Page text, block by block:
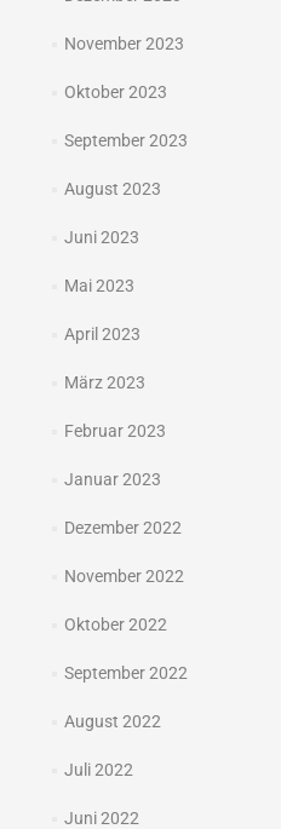
November 2023
Oktober 2023
September 2023
August 2023
Juni 2023
Mai 2023
April 2023
März 2023
Februar 2023
Januar 2023
Dezember 2022
November 2022
Oktober 2022
September 2022
August 2022
Juli 2022
Juni 2022